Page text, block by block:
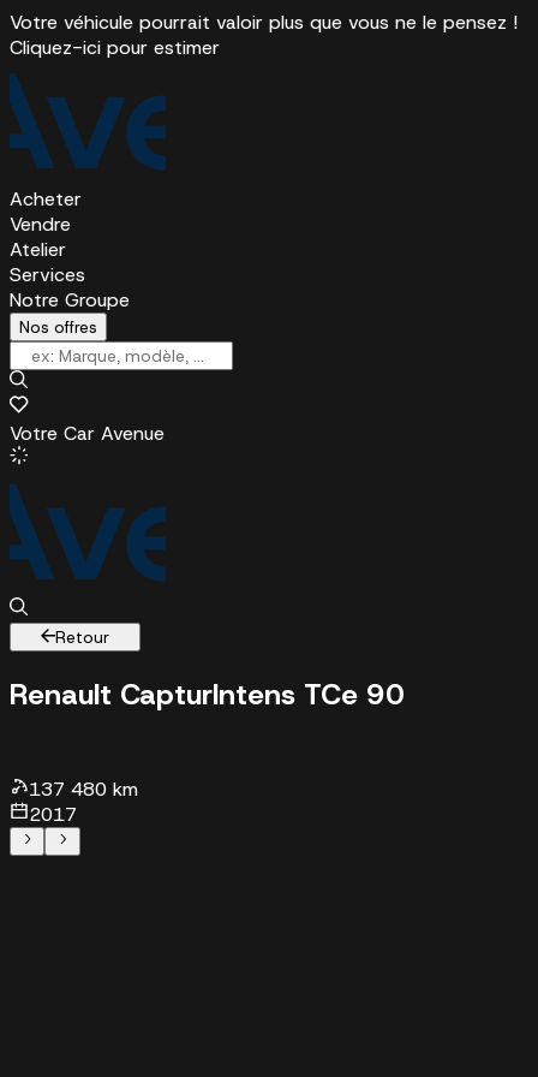
Votre véhicule pourrait valoir plus que vous ne le pensez !
Cliquez-ici pour estimer
Acheter
Vendre
Atelier
Services
Notre Groupe
Nos offres
Votre Car Avenue
Retour
Renault CapturIntens TCe 90
137 480 km
2017